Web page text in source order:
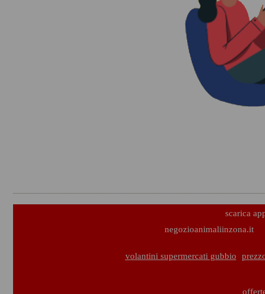
scarica
negozioanimaliinzona.it
volantini supermercati gubbio